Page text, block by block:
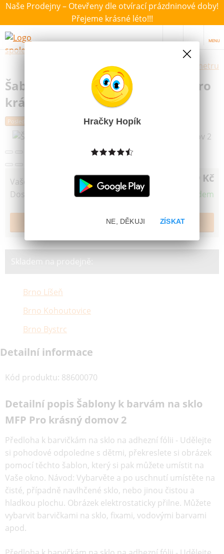
Naše Prodejny – Otevřeny dle otvírací prázdninové doby!
Přejeme krásné léto!!!
MENU
Výběr hraček dle zvoleného parametru
Šablony k barvám na sklo MFP Pro
krásný domov 2
Poslední šance
Vaše cena 9 Kč
Dostupnost Skladem
Skladem na prodejně:
Brno Líšeň
Brno Kohoutovice
Brno Bystrc
Detailní informace
Kód produktu: 88600070
Detailní popis Šablony k barvám na sklo
MFP Pro krásný domov 2
Předloha k barvičkám na sklo na adhezní fólii - Udělejte
si pohodové odpoledne s dětmi, překreslete si obrázek
pomocí těchto šablon, který si pak můžete umístit na
Vaše okno. Návod: Vybarvěte a po uschnutí umístěte na
čisté, případně navlhčené sklo, nebo jinou čistou a
hladkou plochu. Obrázek elektrostaticky přilne. Můžete
vybarvit barvičkami na sklo, fixami, vodovými barvami
apod.
Hračky Hopík
ZÍSKAT
NE, DĚKUJI